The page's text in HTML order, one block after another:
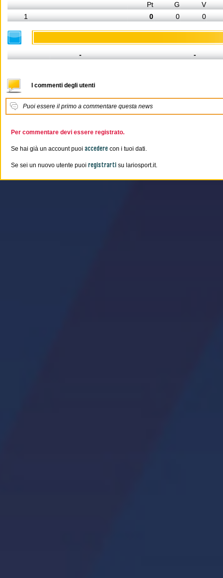
Pt G
V
1
0 0 0
- -
I commenti degli utenti
Puoi essere il primo a commentare questa news
Per commentare devi essere registrato.
Se hai già un account puoi accedere con i tuoi dati.
Se sei un nuovo utente puoi registrarti su lariosport.it.